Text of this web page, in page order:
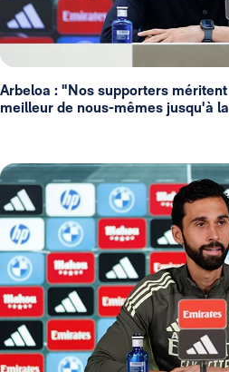
Arbeloa : "Nos supporters
meilleur de nous-mêmes jusqu'à